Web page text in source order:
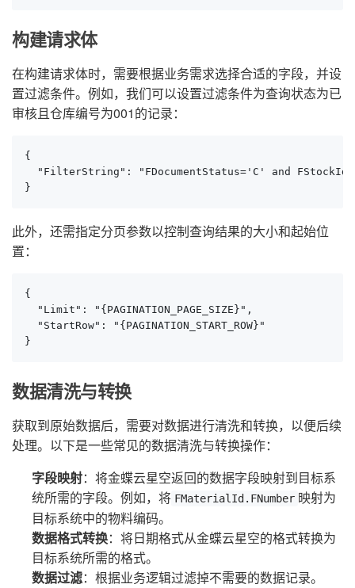
构建请求体
在构建请求体时，需要根据业务需求选择合适的字段，并设
置过滤条件。例如，我们可以设置过滤条件为查询状态为已
审核且仓库编号为001的记录：
{
"FilterString": "FDocumentStatus='C' and
}
此外，还需指定分页参数以控制查询结果的大小和起始位
置：
{
  "Limit": "{PAGINATION_PAGE_SIZE}",
  "StartRow": "{PAGINATION_START_ROW}"
}
数据清洗与转换
获取到原始数据后，需要对数据进行清洗和转换，以便后续
处理。以下是一些常见的数据清洗与转换操作：
字段映射：将金蝶云星空返回的数据字段映射到目标系
统所需的字段。例如，将 FMaterialId.FNumber 映射为
目标系统中的物料编码。
数据格式转换：将日期格式从金蝶云星空的格式转换为
目标系统所需的格式。
数据过滤：根据业务逻辑过滤掉不需要的数据记录。